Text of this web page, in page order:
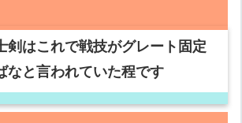
剣はこれで戦技がグレート固定
なと言われていた程です